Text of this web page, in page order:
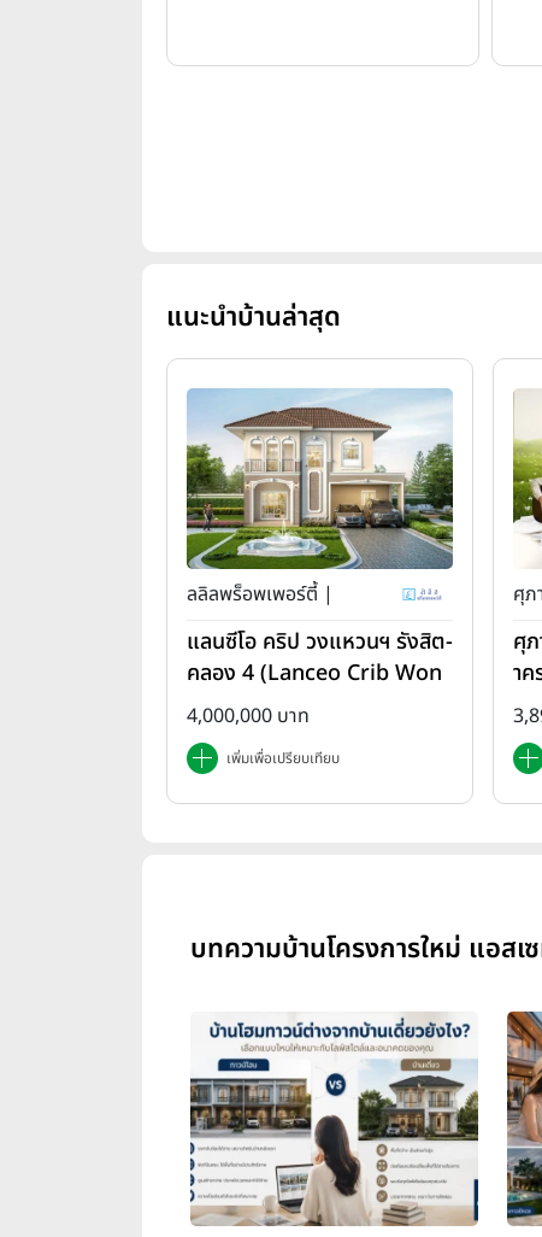
แนะนำบ้านล่าสุด
ลลิลพร็อพเพอร์ตี้ |
แลนซีโอ คริป วงแหวนฯ รังสิต-
คลอง 4 (Lanceo Crib Won
gwan Rangsit-Khlong4)
4,000,000 บาท
เพิ่มเพื่อเปรียบเทียบ
ศุภ
ศุ
า
บทความบ้านโครงการใหม่ แอสเ